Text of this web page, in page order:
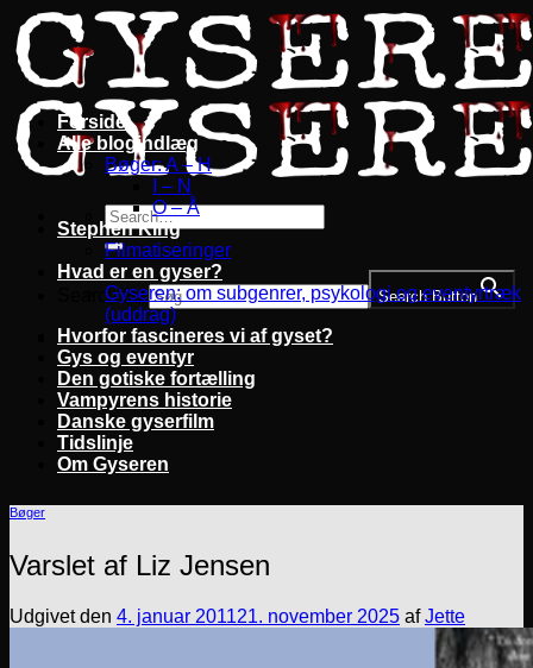
Fortsæt
til
indhold
Search for: Search Button
Forside
Alle blogindlæg
Bøger: A – H
I – N
O – Å
Stephen King
Filmatiseringer
Hvad er en gyser?
Gyseren: om subgenrer, psykologi og eventyrtræk
(uddrag)
Hvorfor fascineres vi af gyset?
Gys og eventyr
Den gotiske fortælling
Vampyrens historie
Danske gyserfilm
Tidslinje
Om Gyseren
Bøger
Varslet af Liz Jensen
Udgivet den 4. januar 201121. november 2025 afJette